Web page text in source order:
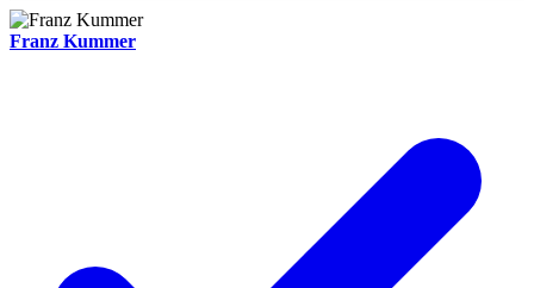
Franz Kummer